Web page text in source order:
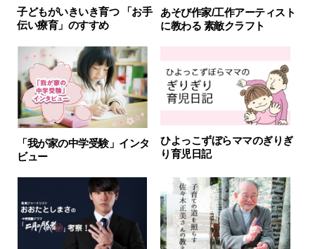
子どもがいきいき育つ 「お手
伝い療育」のすすめ
あそび作家/工作アーティスト
に教わる 素敵クラフト
「我が家の中学受験」インタ
ビュー
ひよっこずぼらママのぎりぎ
り育児日記